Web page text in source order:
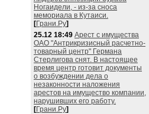
Ногаидели, - из-за сноса
мемориала в Кутаиси.
[Грани.Ру]
25.12 18:49 Арест с имущества
ОАО "Антрикризисный расчетно-
товарный центр" Германа
Стерлигова снят. В настоящее
время центр готовит документы
о возбуждении дела о
незаконности наложения
арестов на имущество компании,
нарушивших его работу.
[Грани.Ру]